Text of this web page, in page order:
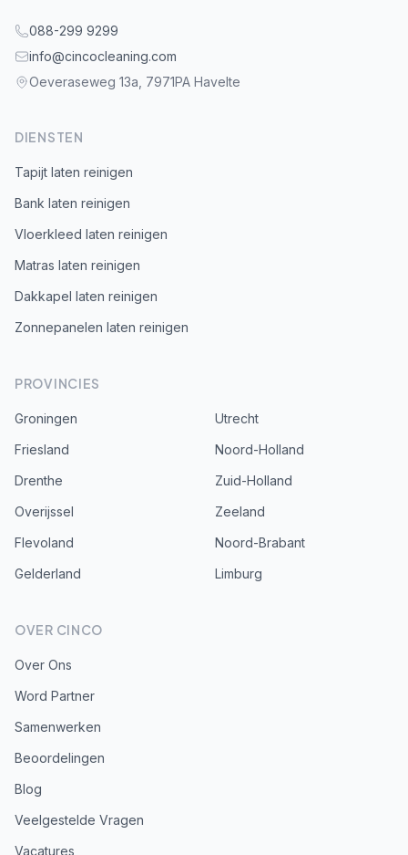
088-299 9299
info@cincocleaning.com
Oeveraseweg 13a, 7971PA Havelte
DIENSTEN
Tapijt laten reinigen
Bank laten reinigen
Vloerkleed laten reinigen
Matras laten reinigen
Dakkapel laten reinigen
Zonnepanelen laten reinigen
PROVINCIES
Groningen
Friesland
Drenthe
Overijssel
Flevoland
Gelderland
Utrecht
Noord-Holland
Zuid-Holland
Zeeland
Noord-Brabant
Limburg
OVER CINCO
Over Ons
Word Partner
Samenwerken
Beoordelingen
Blog
Veelgestelde Vragen
Vacatures